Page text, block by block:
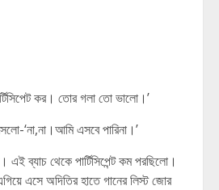
কর। তোর গলা তো ভালো।’
‘না,না।আমি এসবে পারিনা।’
এই ব্যাচ থেকে পার্টিসিপেন্ট কম পরছিলো।
এসে অদিতির হাতে গানের লিস্ট জোর